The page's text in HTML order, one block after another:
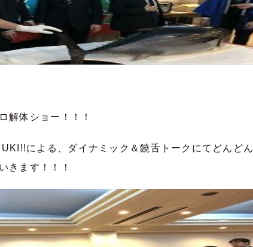
解体ショー！！！
による、ダイナミック＆饒舌トークにてどんどん
きます！！！